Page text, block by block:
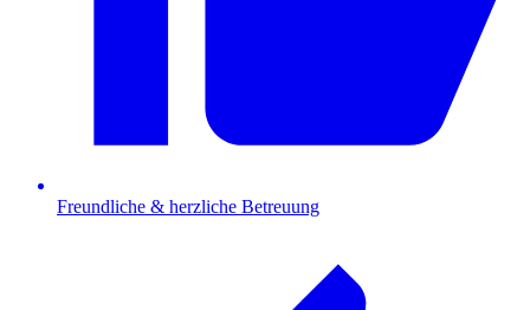
Freundliche & herzliche Betreuung